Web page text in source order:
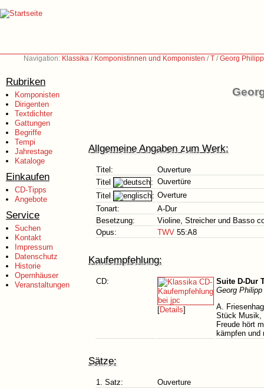
Navigation: Klassika / Komponistinnen und Komponisten /T /Georg
Rubriken
Komponisten
Dirigenten
Textdichter
Gattungen
Begriffe
Tempi
Jahrestage
Kataloge
Einkaufen
CD-Tipps
Angebote
Service
Suchen
Kontakt
Impressum
Datenschutz
Historie
Opernhäuser
Veranstaltungen
Allgemeine Angaben zum Werk:
Titel:
Ouverture
Titel
: Ouvertüre
Titel
: Overture
Tonart:
A-Dur
Besetzung:
Violine, Streicher und Basso
Opus:
TWV 55:A8
Kaufempfehlung:
CD:
[Details]
Suite D-Dur
Georg Philipp
A.
Stück Musik,
Freude hört
kämpfen
Sätze:
1. Satz:
Ouverture